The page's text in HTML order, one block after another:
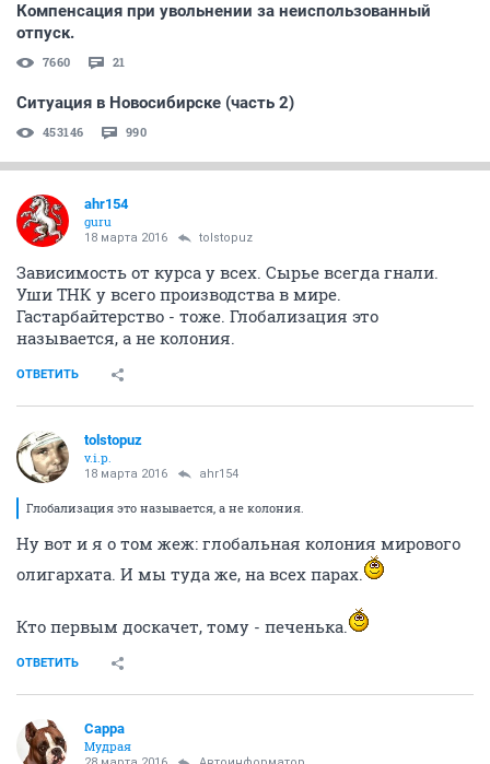
Компенсация при увольнении за неиспользованный
отпуск.
7660 21
Ситуация в Новосибирске (часть 2)
453146 990
ahr154
guru
18 марта 2016 tolstopuz
Зависимость от курса у всех. Сырье всегда гнали.
Уши ТНК у всего производства в мире.
Гастарбайтерство - тоже. Глобализация это
называется, а не колония.
ОТВЕТИТЬ
tolstopuz
v.i.p.
18 марта 2016 ahr154
Глобализация это называется, а не колония.
Ну вот и я о том жеж: глобальная колония мирового
олигархата. И мы туда же, на всех парах.
Кто первым доскачет, тому - печенька.
ОТВЕТИТЬ
Сарра
Мудрая